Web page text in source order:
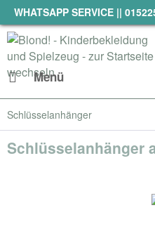
WHATSAPP SERVICE ||
Menü
Schlüsselanhänger
Schlüsselanhänger